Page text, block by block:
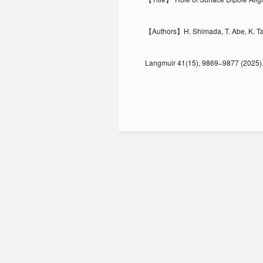
【Authors】H. Shimada, T. Abe, K.
Langmuir 41(15), 9869−9877 (2025).